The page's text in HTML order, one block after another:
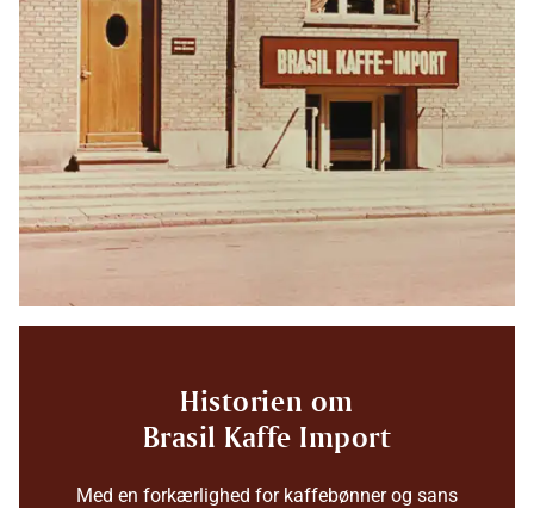
Historien om
Brasil Kaffe Import
Med en forkærlighed for kaffebønner og sans